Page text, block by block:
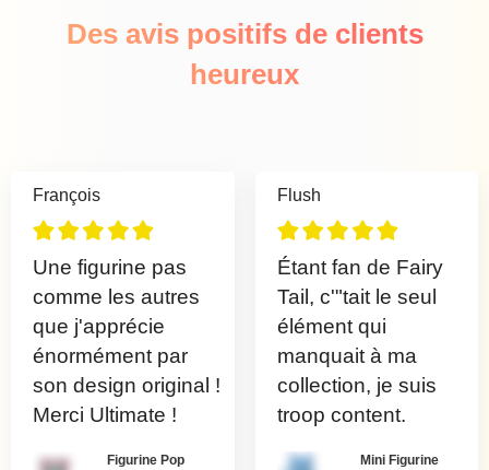
Des avis positifs de clients
heureux
François
Une figurine pas
comme les autres
que j'apprécie
énormément par
son design original !
Merci Ultimate !
Figurine Pop
Flush
Étant fan de Fairy
Tail, c'"tait le seul
élément qui
manquait à ma
collection, je suis
troop content.
Mini Figurine